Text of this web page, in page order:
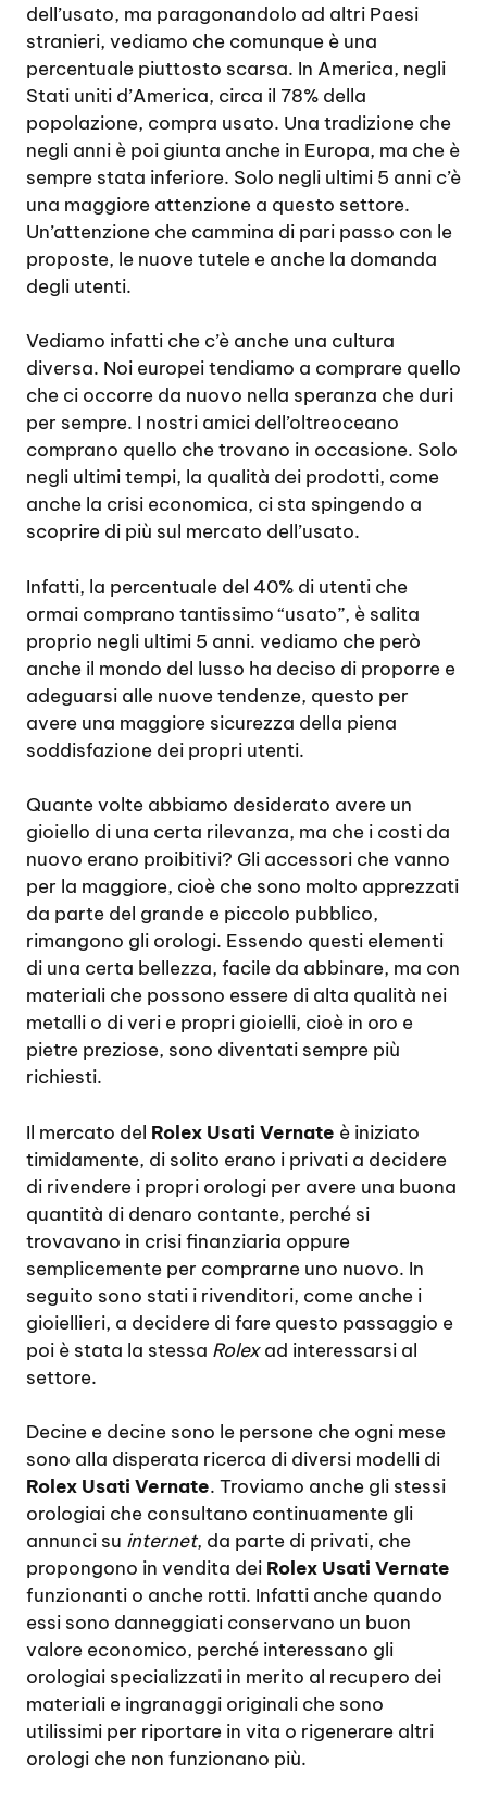
dell’usato, ma paragonandolo ad altri Paesi
stranieri, vediamo che comunque è una
percentuale piuttosto scarsa. In America, negli
Stati uniti d’America, circa il 78% della
popolazione, compra usato. Una tradizione che
negli anni è poi giunta anche in Europa, ma che è
sempre stata inferiore. Solo negli ultimi 5 anni c’è
una maggiore attenzione a questo settore.
Un’attenzione che cammina di pari passo con le
proposte, le nuove tutele e anche la domanda
degli utenti.
Vediamo infatti che c’è anche una cultura
diversa. Noi europei tendiamo a comprare quello
che ci occorre da nuovo nella speranza che duri
per sempre. I nostri amici dell’oltreoceano
comprano quello che trovano in occasione. Solo
negli ultimi tempi, la qualità dei prodotti, come
anche la crisi economica, ci sta spingendo a
scoprire di più sul mercato dell’usato.
Infatti, la percentuale del 40% di utenti che
ormai comprano tantissimo “usato”, è salita
proprio negli ultimi 5 anni. vediamo che però
anche il mondo del lusso ha deciso di proporre e
adeguarsi alle nuove tendenze, questo per
avere una maggiore sicurezza della piena
soddisfazione dei propri utenti.
Quante volte abbiamo desiderato avere un
gioiello di una certa rilevanza, ma che i costi da
nuovo erano proibitivi? Gli accessori che vanno
per la maggiore, cioè che sono molto apprezzati
da parte del grande e piccolo pubblico,
rimangono gli orologi. Essendo questi elementi
di una certa bellezza, facile da abbinare, ma con
materiali che possono essere di alta qualità nei
metalli o di veri e propri gioielli, cioè in oro e
pietre preziose, sono diventati sempre più
richiesti.
Il mercato del Rolex Usati Vernate è iniziato
timidamente, di solito erano i privati a decidere
di rivendere i propri orologi per avere una buona
quantità di denaro contante, perché si
trovavano in crisi finanziaria oppure
semplicemente per comprarne uno nuovo. In
seguito sono stati i rivenditori, come anche i
gioiellieri, a decidere di fare questo passaggio e
poi è stata la stessa Rolexad interessarsi al
settore.
Decine e decine sono le persone che ogni mese
sono alla disperata ricerca di diversi modelli di
Rolex Usati Vernate. Troviamo anche gli stessi
orologiai che consultano continuamente gli
annunci su internet, da parte di privati, che
propongono in vendita dei Rolex Usati Vernate
funzionanti o anche rotti. Infatti anche quando
essi sono danneggiati conservano un buon
valore economico, perché interessano gli
orologiai specializzati in merito al recupero dei
materiali e ingranaggi originali che sono
utilissimi per riportare in vita o rigenerare altri
orologi che non funzionano più.